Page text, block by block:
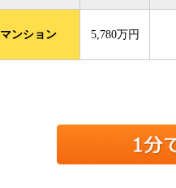
マンション 5,780万円